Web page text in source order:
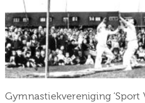
Gymnastiekvereniging ‘Sport